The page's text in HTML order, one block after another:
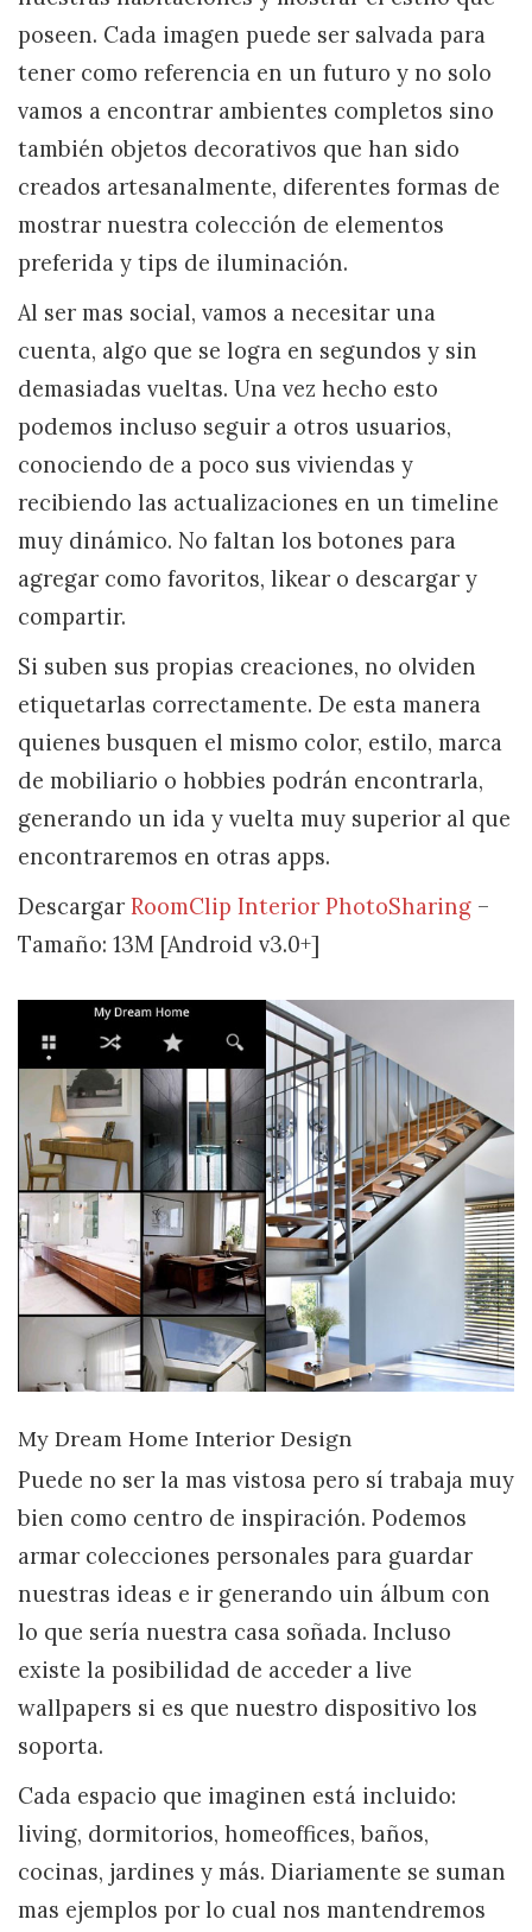
poseen. Cada imagen puede ser salvada para
tener como referencia en un futuro y no solo
vamos a encontrar ambientes completos sino
también objetos decorativos que han sido
creados artesanalmente, diferentes formas de
mostrar nuestra colección de elementos
preferida y tips de iluminación.
Al ser mas social, vamos a necesitar una
cuenta, algo que se logra en segundos y sin
demasiadas vueltas. Una vez hecho esto
podemos incluso seguir a otros usuarios,
conociendo de a poco sus viviendas y
recibiendo las actualizaciones en un timeline
muy dinámico. No faltan los botones para
agregar como favoritos, likear o descargar y
compartir.
Si suben sus propias creaciones, no olviden
etiquetarlas correctamente. De esta manera
quienes busquen el mismo color, estilo, marca
de mobiliario o hobbies podrán encontrarla,
generando un ida y vuelta muy superior al que
encontraremos en otras apps.
Descargar RoomClip Interior PhotoSharing –
Tamaño: 13M [Android v3.0+]
My Dream Home Interior Design
Puede no ser la mas vistosa pero sí trabaja muy
bien como centro de inspiración. Podemos
armar colecciones personales para guardar
nuestras ideas e ir generando uin álbum con
lo que sería nuestra casa soñada. Incluso
existe la posibilidad de acceder a live
wallpapers si es que nuestro dispositivo los
soporta.
Cada espacio que imaginen está incluido:
living, dormitorios, homeoffices, baños,
cocinas, jardines y más. Diariamente se suman
mas ejemplos por lo cual nos mantendremos